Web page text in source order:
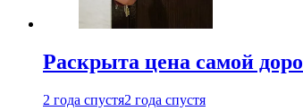
Раскрыта цена самой
2 года спустя2 года спустя